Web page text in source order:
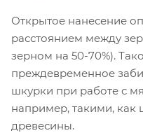
Открытое нанесение
расстоянием между
зерном на 50-70%).
преждевременное
шкурки при работе с
например, такими, как
древесины.